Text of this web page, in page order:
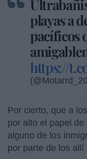
playas a
pacíficos
https://
Por cierto, que a
por alto el papel
alguno de los
por parte de los allí